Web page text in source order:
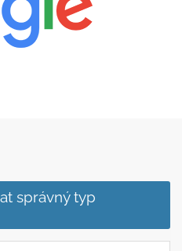
správný typ